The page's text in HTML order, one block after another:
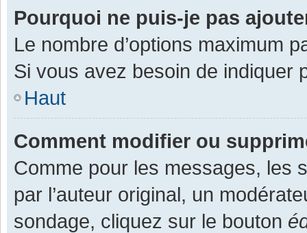
Pourquoi ne puis-je pas
Le nombre d’options maximum
Si vous avez besoin de indiquer
Haut
Comment modifier ou
Comme pour les messages, les
par l’auteur original, un
sondage, cliquez sur le bouton